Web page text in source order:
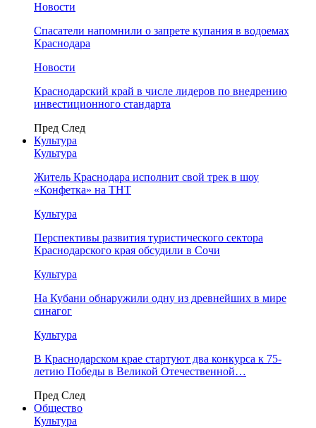
Новости
Спасатели напомнили о запрете купания в водоемах
Краснодара
Новости
Краснодарский край в числе лидеров по внедрению
инвестиционного стандарта
Пред След
Культура
Культура
Житель Краснодара исполнит свой трек в шоу
«Конфетка» на ТНТ
Культура
Перспективы развития туристического сектора
Краснодарского края обсудили в Сочи
Культура
На Кубани обнаружили одну из древнейших в мире
синагог
Культура
В Краснодарском крае стартуют два конкурса к 75-
летию Победы в Великой Отечественной…
Пред След
Общество
Культура